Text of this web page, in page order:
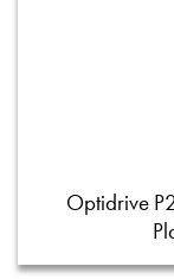
Optidrive